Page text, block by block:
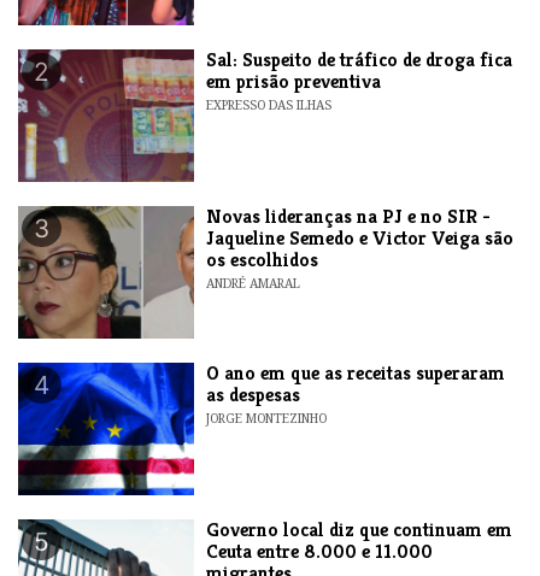
2
​Sal: Suspeito de tráfico de droga fica
em prisão preventiva
EXPRESSO DAS ILHAS
3
Novas lideranças na PJ e no SIR -
Jaqueline Semedo e Victor Veiga são
os escolhidos
ANDRÉ AMARAL
4
O ano em que as receitas superaram
as despesas
JORGE MONTEZINHO
5
​Governo local diz que continuam em
Ceuta entre 8.000 e 11.000